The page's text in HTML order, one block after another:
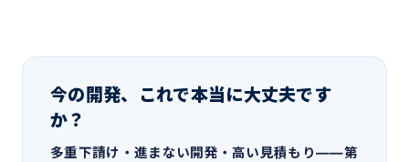
今の開発、これで本当に大丈夫です
か？
多重下請け・進まない開発・高い見積もり——第